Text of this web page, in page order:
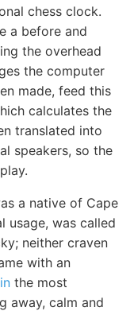
chess clock.
a before and
the overhead
the computer
made, feed this
calculates the
translated into
speakers, so the
a native of Cape
usage, was called
neither craven
with an
the most
away, calm and